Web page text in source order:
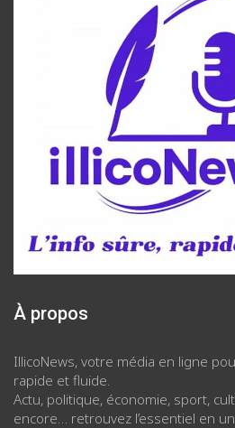
À propos
IllicoNews, votre média en ligne
rapide et fluide.
Actu, politique, économie, sport,
encore… retrouvez l’essentiel en un